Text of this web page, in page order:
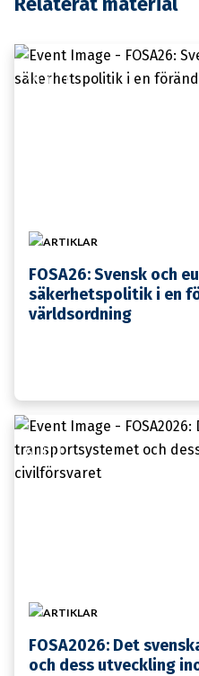
10 JULI
ARTIKLAR
FOSA26: Svensk och
säkerhetspolitik i en
världsordning
6 JULI
ARTIKLAR
FOSA2026: Det
och dess utveckling